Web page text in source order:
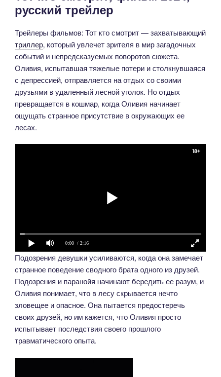
русский трейлер
Трейлеры фильмов: Тот кто смотрит — захватывающий
триллер, который увлечет зрителя в мир загадочных
событий и непредсказуемых поворотов сюжета.
Оливия, испытавшая тяжелые потери и столкнувшаяся
с депрессией, отправляется на отдых со своими
друзьями в удаленный лесной уголок. Но отдых
превращается в кошмар, когда Оливия начинает
ощущать странное присутствие в окружающих ее
лесах.
0:00 / 2:16
Подозрения девушки усиливаются, когда она замечает
странное поведение сводного брата одного из друзей.
Подозрения и паранойя начинают бередить ее разум, и
Оливия понимает, что в лесу скрывается нечто
зловещее и опасное. Она пытается предостеречь
своих друзей, но им кажется, что Оливия просто
испытывает последствия своего прошлого
травматического опыта.